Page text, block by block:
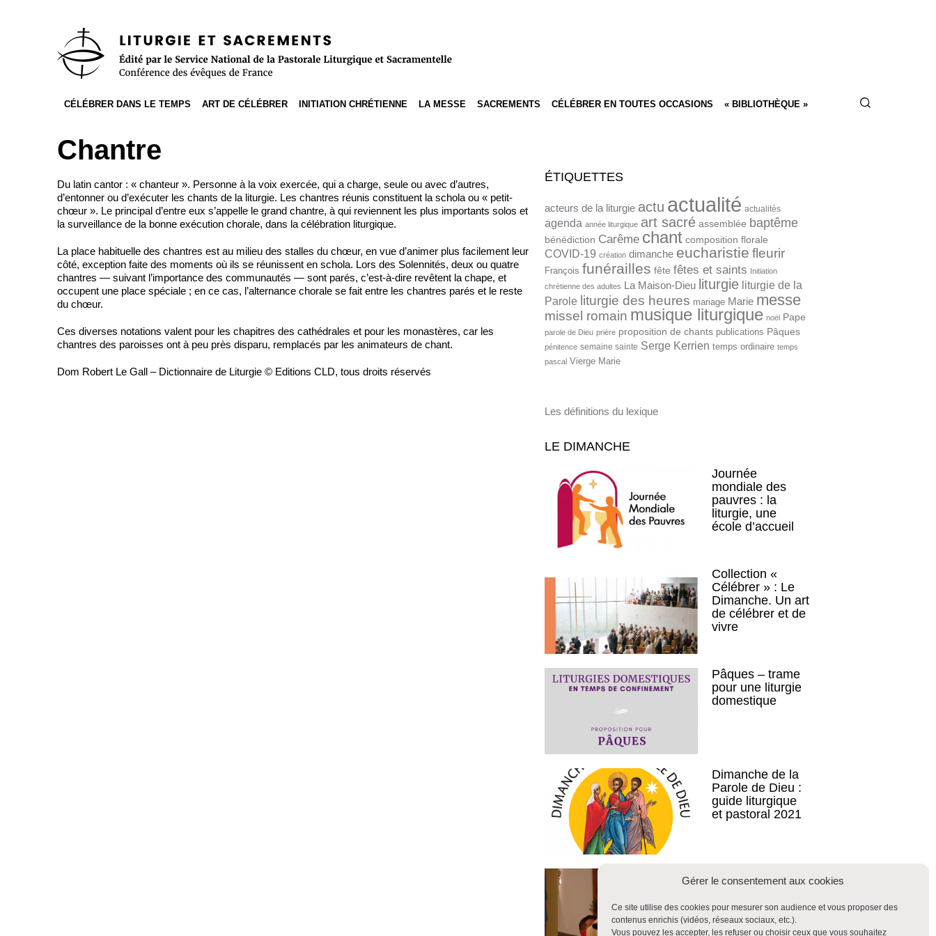
Gérer le consentement aux cookies
Ce site utilise des cookies pour mesurer son audience et vous proposer des
contenus enrichis (vidéos, réseaux sociaux, etc.).
Vous pouvez les accepter, les refuser ou choisir ceux que vous souhaitez
Accès direct à la recherche
CÉLÉBRER DANS LE TEMPS ART DE CÉLÉBRER INITIATION CHRÉTIENNE LA MESSE SACREMENTS CÉLÉBRER EN TOUTES OCCASIONS « BIBLIOTHÈQUE »
Chantre
Du latin cantor : « chanteur ». Personne à la voix exercée, qui a charge, seule ou avec d’autres,
d’entonner ou d’exécuter les chants de la liturgie. Les chantres réunis constituent la schola ou « petit-
chœur ». Le principal d’entre eux s’appelle le grand chantre, à qui reviennent les plus importants solos et
la surveillance de la bonne exécution chorale, dans la célébration liturgique.
La place habituelle des chantres est au milieu des stalles du chœur, en vue d’animer plus facilement leur
côté, exception faite des moments où ils se réunissent en schola. Lors des Solennités, deux ou quatre
chantres — suivant l’importance des communautés — sont parés, c’est-à-dire revêtent la chape, et
occupent une place spéciale ; en ce cas, l’alternance chorale se fait entre les chantres parés et le reste
du chœur.
Ces diverses notations valent pour les chapitres des cathédrales et pour les monastères, car les
chantres des paroisses ont à peu près disparu, remplacés par les animateurs de chant.
Dom Robert Le Gall – Dictionnaire de Liturgie © Editions CLD, tous droits réservés
ÉTIQUETTES
acteurs de la liturgie actu actualité actualités
agenda année liturgique art sacré assemblée baptême
bénédiction Carême chant composition florale
COVID-19 création dimanche eucharistie fleurir
François funérailles fête fêtes et saints Initiation
chrétienne des adultes La Maison-Dieu liturgie liturgie de la
Parole liturgie des heures mariage Marie messe
missel romain musique liturgique noël Pape
parole de Dieu prière proposition de chants publications Pâques
pénitence semaine sainte Serge Kerrien temps ordinaire temps
pascal Vierge Marie
Les définitions du lexique
LE DIMANCHE
Journée
mondiale des
pauvres : la
liturgie, une
école d’accueil
Collection «
Célébrer » : Le
Dimanche. Un art
de célébrer et de
vivre
Pâques – trame
pour une liturgie
domestique
Dimanche de la
Parole de Dieu :
guide liturgique
et pastoral 2021
Mettre en valeur
la Parole de Dieu
Congrégation
pour le Culte